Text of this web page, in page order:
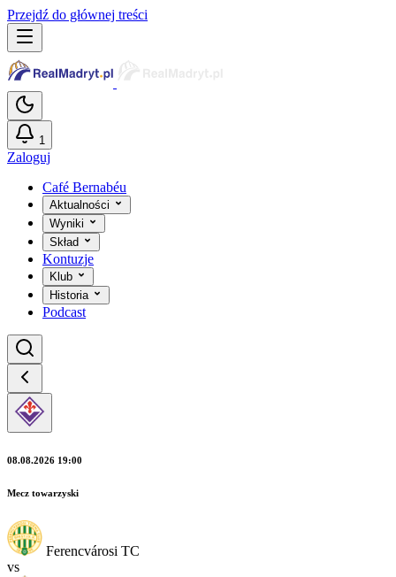
Przejdź do głównej treści
1
Zaloguj
Café Bernabéu
Aktualności
Wyniki
Skład
Kontuzje
Klub
Historia
Podcast
08.08.2026 19:00
Mecz towarzyski
Ferencvárosi TC
vs